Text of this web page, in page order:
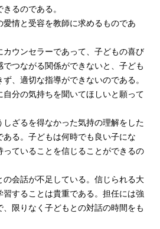
るのである。
情と受容を教師に求めるものであ
ウンセラーであって、子どもの喜び
でつながる関係ができないと、子ども
、適切な指導ができないのである。
分の気持ちを聞いてほしいと願って
ざるを得なかった気持の理解をした
ある。子どもは何時でも良い子にな
っていることを信じることができるの
会話が不足している。信じられる大
習することは貴重である。担任には強
、限りなく子どもとの対話の時間をも